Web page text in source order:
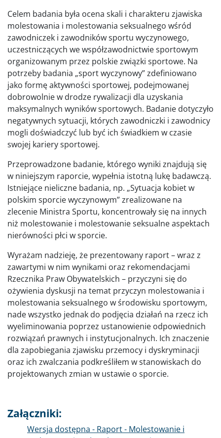
Celem badania była ocena skali i charakteru zjawiska
molestowania i molestowania seksualnego wśród
zawodniczek i zawodników sportu wyczynowego,
uczestniczących we współzawodnictwie sportowym
organizowanym przez polskie związki sportowe. Na
potrzeby badania „sport wyczynowy” zdefiniowano
jako formę aktywności sportowej, podejmowanej
dobrowolnie w drodze rywalizacji dla uzyskania
maksymalnych wyników sportowych. Badanie dotyczyło
negatywnych sytuacji, których zawodniczki i zawodnicy
mogli doświadczyć lub być ich świadkiem w czasie
swojej kariery sportowej.
Przeprowadzone badanie, którego wyniki znajdują się
w niniejszym raporcie, wypeł­nia istotną lukę badawczą.
Istniejące nieliczne badania, np. „Sytuacja kobiet w
polskim sporcie wyczynowym” zrealizowane na
zlecenie Ministra Sportu, koncentrowały się na innych
niż molestowanie i molestowanie seksualne aspektach
nierówności płci w sporcie.
Wyrażam nadzieję, że prezentowany raport – wraz z
zawartymi w nim wynikami oraz rekomendacjami
Rzecznika Praw Obywatelskich – przyczyni się do
ożywienia dyskusji na temat przyczyn molestowania i
molestowania seksualnego w środowisku sportowym,
nade wszystko jednak do podjęcia działań na rzecz ich
wyeliminowania poprzez ustanowienie odpowiednich
rozwiązań prawnych i instytucjonalnych. Ich znaczenie
dla zapo­biegania zjawisku przemocy i dyskryminacji
oraz ich zwalczania podkreśliłem w stano­wiskach do
projektowanych zmian w ustawie o sporcie.
Załączniki:
Dokument
Wersja dostępna - Raport - Molestowanie i